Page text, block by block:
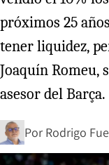
próximos 25
tener liquidez,
Joaquín Romeu,
asesor del Barça.
Por Rodrigo